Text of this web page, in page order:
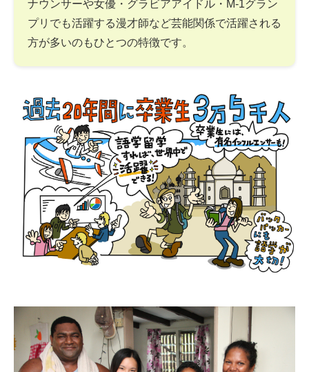
ナウンサーや女優・グラビアアイドル・M-1グラン
プリでも活躍する漫才師など芸能関係で活躍される
方が多いのもひとつの特徴です。